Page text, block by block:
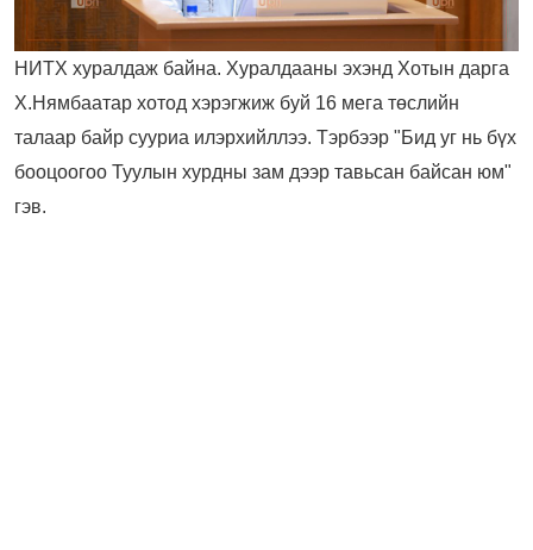
НИТХ хуралдаж байна. Хуралдааны эхэнд Хотын дарга
Х.Нямбаатар хотод хэрэгжиж буй 16 мега төслийн
талаар байр сууриа илэрхийллээ. Тэрбээр "Бид уг нь бүх
бооцоогоо Туулын хурдны зам дээр тавьсан байсан юм"
гэв.